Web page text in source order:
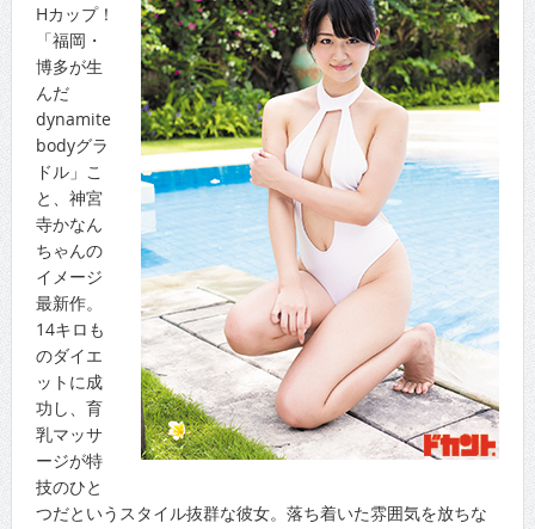
Hカップ！
「福岡・
博多が生
んだ
dynamite
bodyグラ
ドル」こ
と、神宮
寺かなん
ちゃんの
イメージ
最新作。
14キロも
のダイエ
ットに成
功し、育
乳マッサ
ージが特
技のひと
つだというスタイル抜群な彼女。落ち着いた雰囲気を放ちな